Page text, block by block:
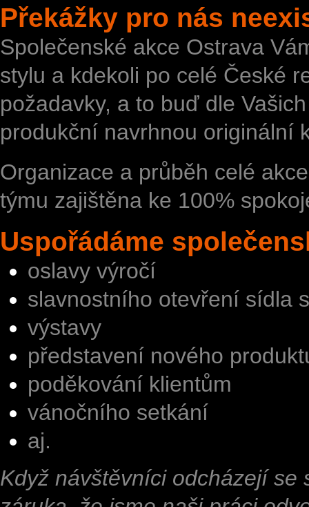
Překážky pro nás
Společenské akce Ostrava
stylu a kdekoli po celé České
požadavky, a to buď dle
produkční navrhnou originální
Organizace a průběh celé
týmu zajištěna ke 100%
Uspořádáme
oslavy výročí
slavnostního otevření sídla
výstavy
představení nového
poděkování klientům
vánočního setkání
aj.
Když návštěvníci odcházejí se